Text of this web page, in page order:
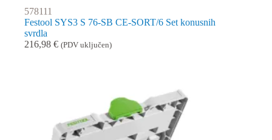
578111
Festool SYS3 S 76-SB CE-SORT/6 Set konusnih
svrdla
216,98 € (PDV uključen)